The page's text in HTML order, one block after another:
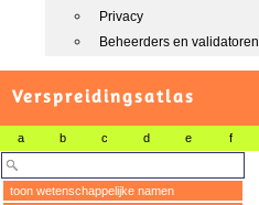
Privacy
Beheerders en validatoren
Verspreidingsatlas
a b c d e f
toon wetenschappelijke namen